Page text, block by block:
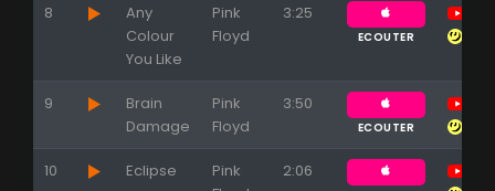
8
Any
Colour
You Like
Pink
Floyd
3:25
ECOUTER
9
Brain
Damage
Pink
Floyd
3:50
ECOUTER
10 Eclipse
Pink
2:06